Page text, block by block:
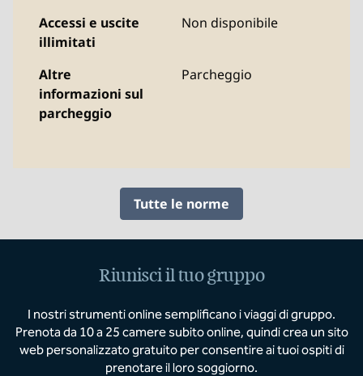
Accessi e uscite
illimitati
Non disponibile
Altre
informazioni sul
parcheggio
Parcheggio
Tutte le norme
Riunisci il tuo gruppo
I nostri strumenti online semplificano i viaggi di gruppo.
Prenota da 10 a 25 camere subito online, quindi crea un sito
web personalizzato gratuito per consentire ai tuoi ospiti di
prenotare il loro soggiorno.